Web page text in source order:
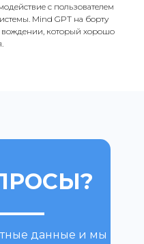
с пользователем
Mind GPT на борту
который хорошо
данные и мы